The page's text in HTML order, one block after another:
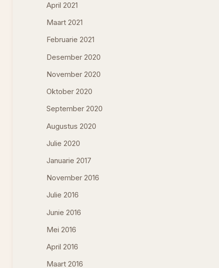
April 2021
Maart 2021
Februarie 2021
Desember 2020
November 2020
Oktober 2020
September 2020
Augustus 2020
Julie 2020
Januarie 2017
November 2016
Julie 2016
Junie 2016
Mei 2016
April 2016
Maart 2016